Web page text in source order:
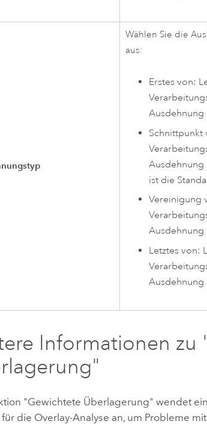
Wählen Sie die
aus:
Erstes von:
Ausdehnung
Schnittpunkt
Ausdehnung
ist die
Vereinigung
Ausdehnung
Letztes von:
Ausdehnung
Informationen zu
"Gewichtete Überlagerung" wendet
die Overlay-Analyse an, um Probleme